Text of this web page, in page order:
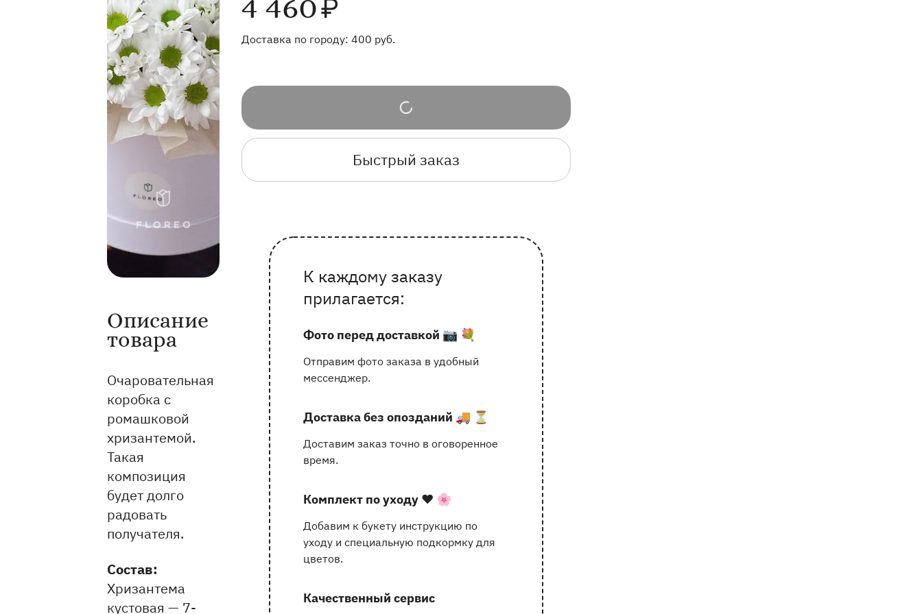
₽
Доставка по городу: 400 руб.
Быстрый заказ
Почему выбирают Флорео
К каждому заказу
прилагается:
Фото перед доставкой 📷 💐
Отправим фото заказа в удобный
мессенджер.
Доставка без опозданий 🚚 ⏳
Доставим заказ точно в оговоренное
время.
Комплект по уходу ❤️ 🌸
Добавим к букету инструкцию по
уходу и специальную подкормку для
цветов.
Качественный сервис
Информация о товаре и оказываемых услугах
Описание
товара
Очаровательная
коробка с
ромашковой
хризантемой.
Такая
композиция
будет долго
радовать
получателя.
Состав:
Хризантема
кустовая — 7-